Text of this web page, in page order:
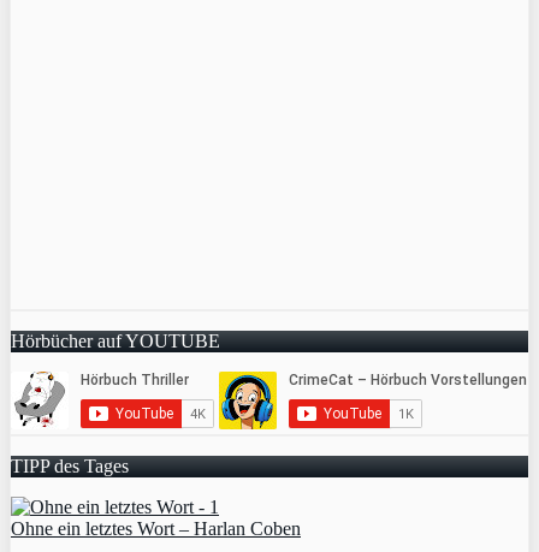
Hörbücher auf YOUTUBE
TIPP des Tages
Ohne ein letztes Wort – Harlan Coben